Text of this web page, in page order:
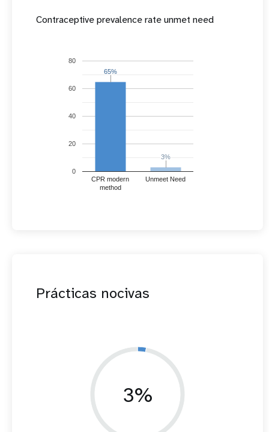
Contraceptive prevalence rate unmet need
CPR modern
method
Unmeet Need
0
20
40
60
80
65%
65%
3%
3%
Prácticas nocivas
3%